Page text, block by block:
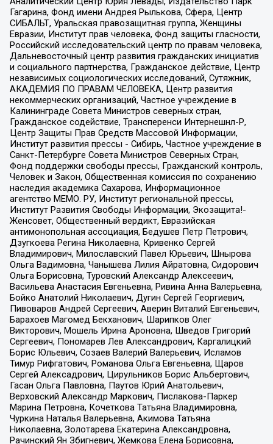
Гагарина, Фонд имени Андрея Рылькова, Сфера, Центр
СИБАЛЬТ, Уральская правозащитная группа, Женщины
Евразии, Институт прав человека, Фонд защиты гласности,
Российский исследовательский центр по правам человека,
Дальневосточный центр развития гражданских инициатив
и социального партнерства, Гражданское действие, Центр
независимых социологических исследований, Сутяжник,
АКАДЕМИЯ ПО ПРАВАМ ЧЕЛОВЕКА, Центр развития
некоммерческих организаций, Частное учреждение в
Калининграде Совета Министров северных стран,
Гражданское содействие, Трансперенси Интернешнл-Р,
Центр Защиты Прав Средств Массовой Информации,
Институт развития прессы - Сибирь, Частное учреждение в
Санкт-Петербурге Совета Министров Северных Стран,
Фонд поддержки свободы прессы, Гражданский контроль,
Человек и Закон, Общественная комиссия по сохранению
наследия академика Сахарова, Информационное
агентство МЕМО. РУ, Институт региональной прессы,
Институт Развития Свободы Информации, Экозащита!-
Женсовет, Общественный вердикт, Евразийская
антимонопольная ассоциация, Бедушев Петр Петрович,
Дзугкоева Регина Николаевна, Кривенко Сергей
Владимирович, Милославский Павел Юрьевич, Шнырова
Ольга Вадимовна, Чанышева Лилия Айратовна, Сидорович
Ольга Борисовна, Туровский Александр Алексеевич,
Васильева Анастасия Евгеньевна, Ривина Анна Валерьевна,
Бойко Анатолий Николаевич, Дугин Сергей Георгиевич,
Пивоваров Андрей Сергеевич, Аверин Виталий Евгеньевич,
Барахоев Магомед Бекханович, Шарипков Олег
Викторович, Мошель Ирина Ароновна, Шведов Григорий
Сергеевич, Пономарев Лев Александрович, Каргалицкий
Борис Юльевич, Созаев Валерий Валерьевич, Исламов
Тимур Рифгатович, Романова Ольга Евгеньевна, Щаров
Сергей Алексадрович, Цирульников Борис Альбертович,
Гасан Ольга Павловна, Паутов Юрий Анатольевич,
Верховский Александр Маркович, Пислакова-Паркер
Марина Петровна, Кочеткова Татьяна Владимировна,
Чуркина Наталья Валерьевна, Акимова Татьяна
Николаевна, Золотарева Екатерина Александровна,
Рачинский Ян Збигневич, Жемкова Елена Борисовна,